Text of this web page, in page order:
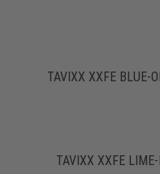
TAVIXX XXFE BLUE-
TAVIXX XXFE